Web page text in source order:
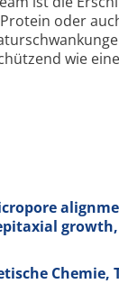
oder
wie
growth,
Chemie,